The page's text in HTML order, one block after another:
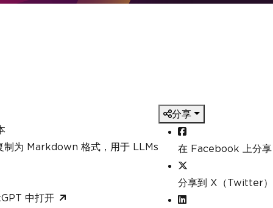
制为 Markdown 格式，用于 LLMs
中打开
分享
在 Facebook 上分享
分享到 X（Twitter）